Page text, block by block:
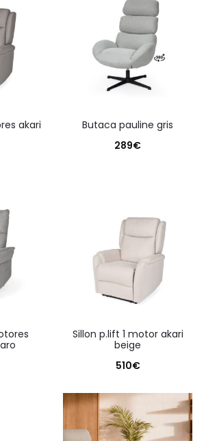
butaca pauline gris
289€
sillon p.lift 1 motor akari
beige
510€